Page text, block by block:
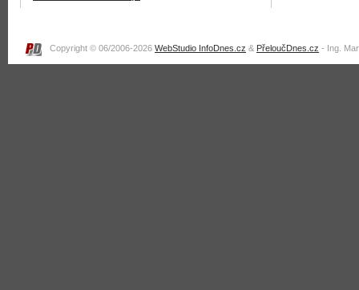
Copyright © 06/2006-2026 WebStudio InfoDnes.cz & PřeloučDnes.cz - Ing.